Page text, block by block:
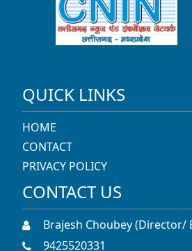
CONTACT
PRIVACY POLICY
Brajesh Choubey (Director/
9425520331
पुराना सम्राट टॉकीज काम्प्लेक्स,
SOCIAL LINKS